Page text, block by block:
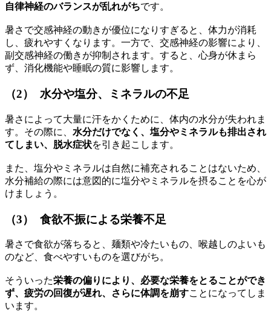
自律神経のバランスが乱れがちです。
暑さで交感神経の動きが優位になりすぎると、体力が消耗
し、疲れやすくなります。一方で、交感神経の影響により、
副交感神経の働きが抑制されます。すると、心身が休まら
ず、消化機能や睡眠の質に影響します。
（2） 水分や塩分、ミネラルの不足
暑さによって大量に汗をかくために、体内の水分が失われま
す。その際に、 水分だけでなく、塩分やミネラルも排出され
てしまい、脱水症状を引き起こします。
また、塩分やミネラルは自然に補充されることはないため、
水分補給の際には意図的に塩分やミネラルを摂ることを心が
けましょう。
（3） 食欲不振による栄養不足
暑さで食欲が落ちると、麺類や冷たいもの、喉越しのよいも
のなど、食べやすいものを選びがち。
そういった栄養の偏りにより、必要な栄養をとることができ
ず、疲労の回復が遅れ、さらに体調を崩すことになってしま
います。